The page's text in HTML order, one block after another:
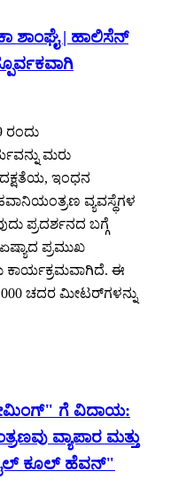
ಶಾಂಘೈ | ಹಾಲಿಸೆನ್
ರಂದು
ಮರು
ದಕ್ಷತೆಯ, ಇಂಧನ
ವ್ಯವಸ್ಥೆಗಳ
ಪ್ರದರ್ಶನದ ಬಗ್ಗೆ
ಪ್ರಮುಖ
ಈ
ಚದರ ಮೀಟರ್‌ಗಳನ್ನು
ಗೆ ವಿದಾಯ:
ವ್ಯಾಪಾರ ಮತ್ತು
ಕೂಲ್ ಹೆವನ್"